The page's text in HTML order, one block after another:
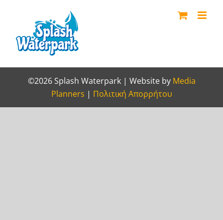
©2026 Splash Waterpark | Website by Media
Planners | Πολιτική Απορρήτου